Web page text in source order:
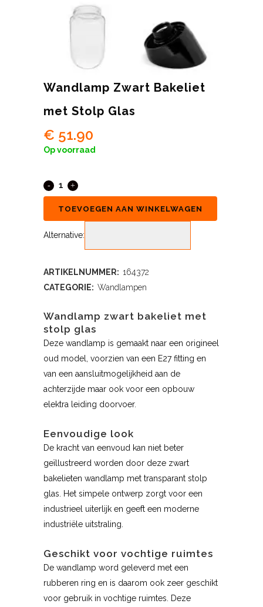
Wandlamp Zwart Bakeliet
met Stolp Glas
€ 51.90
Op voorraad
TOEVOEGEN AAN WINKELWAGEN
Alternative:
ARTIKELNUMMER: 164372
CATEGORIE: Wandlampen
Wandlamp zwart bakeliet met
stolp glas
Deze wandlamp is gemaakt naar een origineel
oud model, voorzien van een E27 fitting en
van een aansluitmogelijkheid aan de
achterzijde maar ook voor een opbouw
elektra leiding doorvoer.
Eenvoudige look
De kracht van eenvoud kan niet beter
geïllustreerd worden door deze zwart
bakelieten wandlamp met transparant stolp
glas. Het simpele ontwerp zorgt voor een
industrieel uiterlijk en geeft een moderne
industriële uitstraling.
Geschikt voor vochtige ruimtes
De wandlamp word geleverd met een
rubberen ring en is daarom ook zeer geschikt
voor gebruik in vochtige ruimtes. Deze